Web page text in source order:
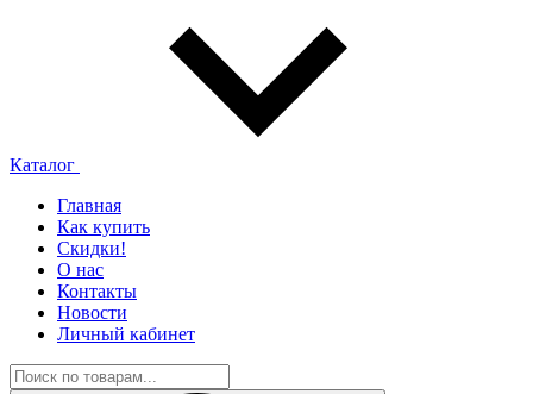
Каталог
Главная
Как купить
Скидки!
О нас
Контакты
Новости
Личный кабинет